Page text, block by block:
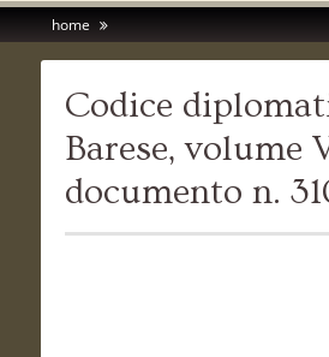
home
Codice
Barese, volume
documento n.